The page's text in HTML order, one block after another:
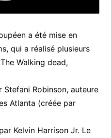
a été mise en
qui a réalisé plusieurs
Walking dead,
Robinson, auteure
Atlanta (créée par
Kelvin Harrison Jr. Le